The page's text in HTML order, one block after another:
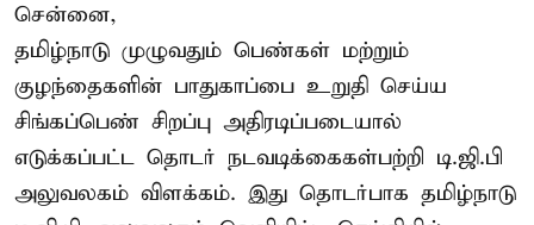
சென்னை,
தமிழ்நாடு முழுவதும் பெண்கள் மற்றும்
குழந்தைகளின் பாதுகாப்பை உறுதி செய்ய
சிங்கப்பெண் சிறப்பு அதிரடிப்படையால்
எடுக்கப்பட்ட தொடர் நடவடிக்கைகள்பற்றி டி.ஜி.பி
அலுவலகம் விளக்கம். இது தொடர்பாக தமிழ்நாடு